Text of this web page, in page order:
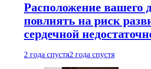
Расположение вашего
повлиять на риск
сердечной
2 года спустя2 года спустя